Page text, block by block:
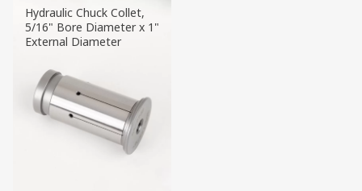
Hydraulic Chuck Collet,
5/16" Bore Diameter x 1"
External Diameter